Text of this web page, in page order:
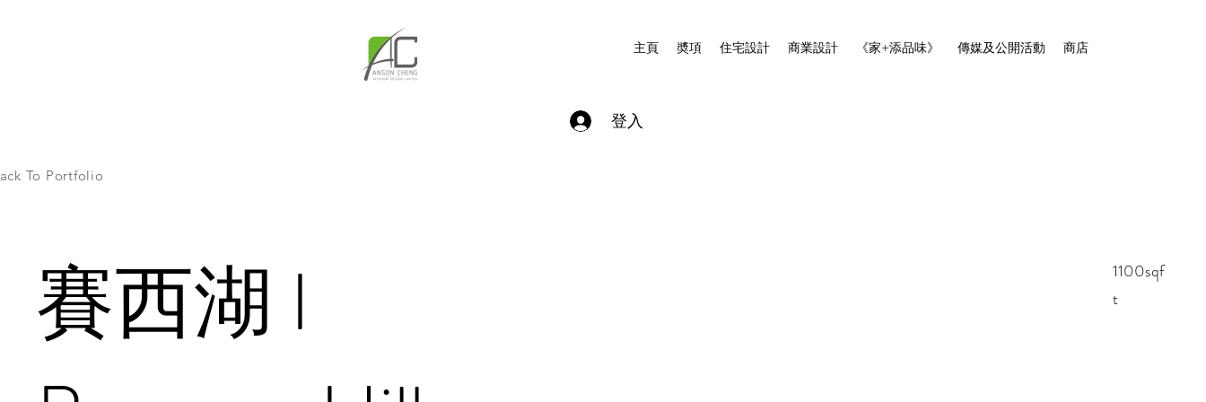
主頁 奬項 住宅設計 商業設計 《家+添品味》 傳媒及公開活動 商店
登入
To Portfolio
賽西湖 I
1100sqf
t